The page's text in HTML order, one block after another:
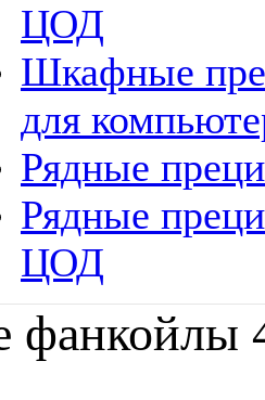
ЦОД
Шкафные
для
Рядные
Рядные
ЦОД
фанкойлы